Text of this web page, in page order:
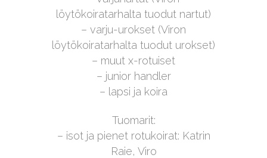
löytökoiratarhalta tuodut nartut)
– varju-urokset (Viron
löytökoiratarhalta tuodut urokset)
– muut x-rotuiset
– junior handler
– lapsi ja koira
Tuomarit:
– isot ja pienet rotukoirat: Katrin
Raie, Viro